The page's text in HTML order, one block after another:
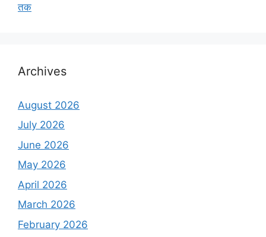
तक
Archives
August 2026
July 2026
June 2026
May 2026
April 2026
March 2026
February 2026